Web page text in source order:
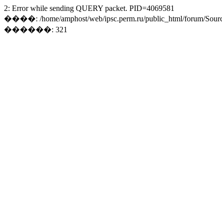
2: Error while sending QUERY packet. PID=4069581
����: /home/amphost/web/ipsc.perm.ru/public_html/forum/
������: 321